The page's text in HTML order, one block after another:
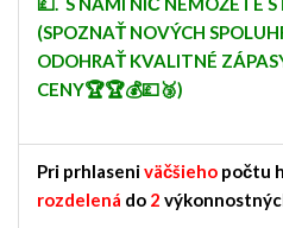
(SPOZNAŤ NOVÝCH
ODOHRAŤ KVALITNÉ
CENY🏆🏆💰💷🥉)
Pri prhlaseniväčšieho počtu
rozdelená do 2